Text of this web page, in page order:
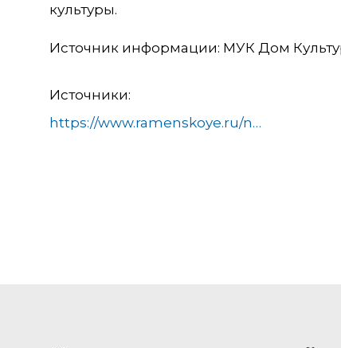
культуры.
Источник информации: МУК Дом
Источники:
https://www.ramenskoye.ru/novosti/83-sotsial-naya-zashchita-naseleniya/aktivnoe-dolgoletie/27438-v-ramenskom-okruge-proshel-osennij-bal-dlya-uchastnikov-aktivnogo-dolgoletiya